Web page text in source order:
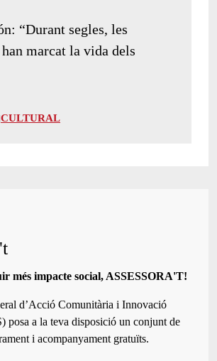
“Durant segles, les
han marcat la vida dels
CULTURAL
més impacte social, ASSESSORA'T!
d’Acció Comunitària i Innovació
posa a la teva disposició un conjunt de
i acompanyament gratuïts.